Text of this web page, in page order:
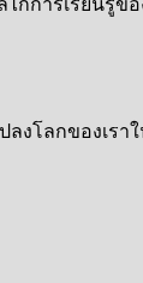
ลไกการเรียน
ลงโลกของเรา